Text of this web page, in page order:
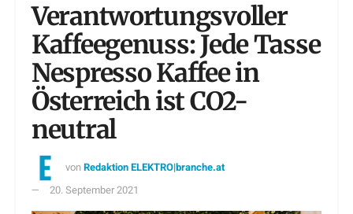
Verantwortungsvoller
Kaffeegenuss: Jede Tasse
Nespresso Kaffee in
Österreich ist CO2-
neutral
vonRedaktion ELEKTRO|branche.at
20. September 2021